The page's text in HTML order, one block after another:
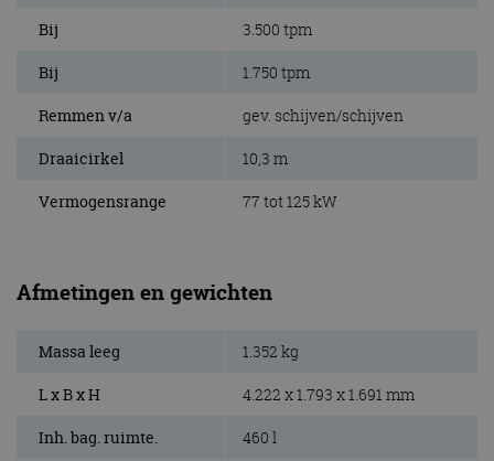
Bij 3.500 tpm
Bij 1.750 tpm
Remmen v/a gev. schijven/schijven
Draaicirkel 10,3 m
Vermogensrange 77 tot 125 kW
Afmetingen en gewichten
Massa leeg 1.352 kg
L x B x H 4.222 x 1.793 x 1.691 mm
Inh. bag. ruimte. 460 l